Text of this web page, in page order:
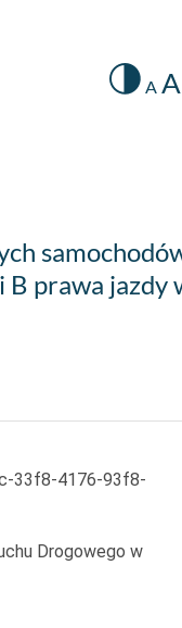
A A
prawa
33f8-4176-93f8-
Drogowego w